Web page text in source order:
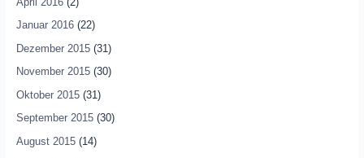
Januar 2016(22)
Dezember 2015(31)
November 2015(30)
Oktober 2015(31)
September 2015(30)
August 2015(14)